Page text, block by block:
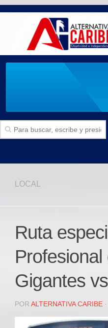
Politica
Deportes
JUDICIAL
REGIONAL
DEPARTAMENTAL
Internacional
LOCAL
Ruta
Gigantes
POR ALTERNATIVA CARIBE